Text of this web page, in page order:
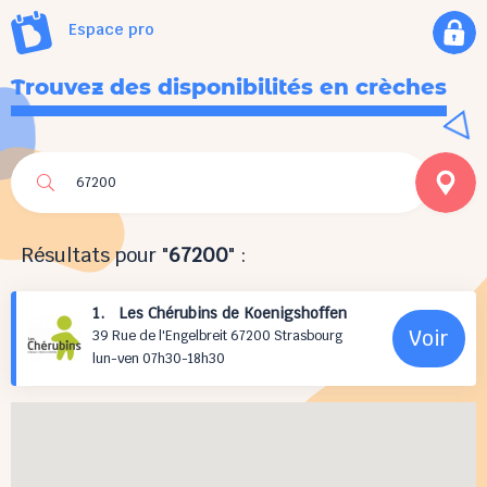
Espace pro
Trouvez des disponibilités en crèches
Résultats pour "67200" :
1. Les Chérubins de Koenigshoffen
39 Rue de l'Engelbreit 67200 Strasbourg
lun-ven 07h30-18h30
Voir